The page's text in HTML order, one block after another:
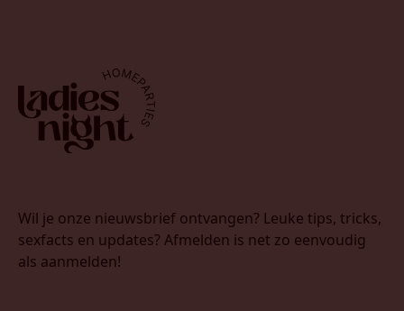
Wil je onze nieuwsbrief ontvangen? Leuke tips, tricks,
sexfacts en updates? Afmelden is net zo eenvoudig
als aanmelden!